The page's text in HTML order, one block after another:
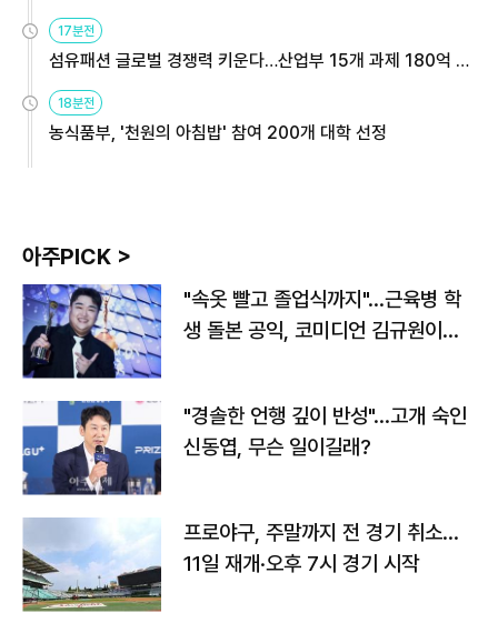
용해야
17분전
섬유패션 글로벌 경쟁력 키운다…산업부 15개 과제 180억 지
원
18분전
농식품부, '천원의 아침밥' 참여 200개 대학 선정
아주PICK >
"속옷 빨고 졸업식까지"…근육병 학
생 돌본 공익, 코미디언 김규원이었
"경솔한 언행 깊이 반성"…고개 숙인
신동엽, 무슨 일이길래?
프로야구, 주말까지 전 경기 취소…
11일 재개·오후 7시 경기 시작